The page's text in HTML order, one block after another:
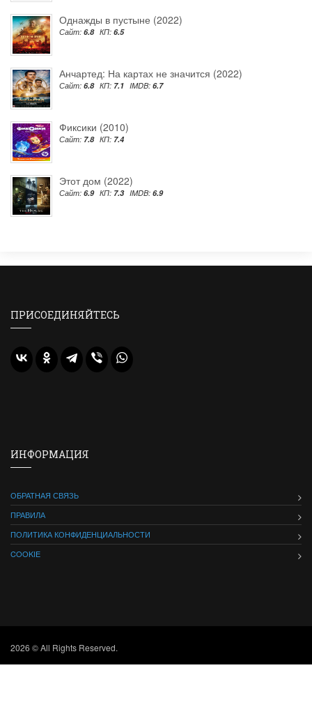
Однажды в пустыне (2022)
Сайт: 6.8 КП: 6.5
Анчартед: На картах не значится (2022)
Сайт: 6.8 КП: 7.1 IMDB: 6.7
Фиксики (2010)
Сайт: 7.8 КП: 7.4
Этот дом (2022)
Сайт: 6.9 КП: 7.3 IMDB: 6.9
ПРИСОЕДИНЯЙТЕСЬ
ИНФОРМАЦИЯ
ОБРАТНАЯ СВЯЗЬ
ПРАВИЛА
ПОЛИТИКА КОНФИДЕНЦИАЛЬНОСТИ
COOKIE
2026 © All Rights Reserved.